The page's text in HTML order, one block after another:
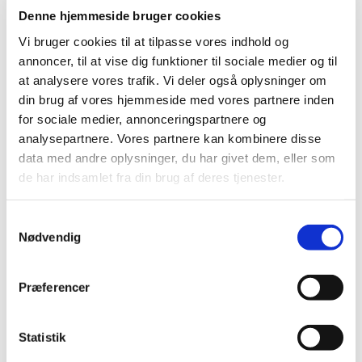
Denne hjemmeside bruger cookies
Vi bruger cookies til at tilpasse vores indhold og
annoncer, til at vise dig funktioner til sociale medier og til
at analysere vores trafik. Vi deler også oplysninger om
din brug af vores hjemmeside med vores partnere inden
for sociale medier, annonceringspartnere og
analysepartnere. Vores partnere kan kombinere disse
data med andre oplysninger, du har givet dem, eller som
de har indsamlet fra din brug af deres tjenester.
Nødvendig
Præferencer
Statistik
kommer til det sted i kroppen, hvor den har
Indhold af hjælpestoffer må gerne være forskelligt fra
originalproduktet, men virkningen af lægemidlet skal
være den samme.
Dokumentation og forsøg
Producenten af original medicin skal gennemføre forsøg
på dyr (toksikologiske studier) og mennesker (kliniske
studier) for at dokumentere, at lægemidlet kan tåles og
sygdomme eller symptomer. Herefter vurderer
pågældende form (tablet, stikpille, indsprøjtning etc.) er
Når en anden virksomhed senere udvikler generisk